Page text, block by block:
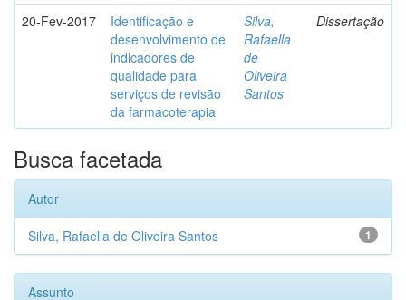
20-Fev-2017
Identificação e
desenvolvimento de
indicadores de
qualidade para
serviços de revisão
da farmacoterapia
Silva,
Rafaella
de
Oliveira
Santos
Dissertação
Busca facetada
Autor
1
Silva, Rafaella de Oliveira Santos
Assunto